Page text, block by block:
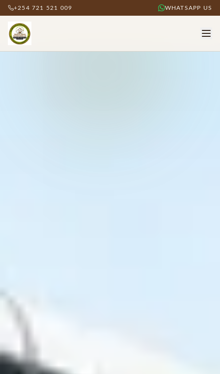
+254 721 521 009 WHATSAPP US